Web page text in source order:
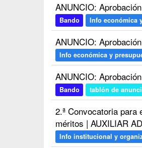
ANUNCIO:
Bando Info económica
ANUNCIO:
Info económica y
ANUNCIO:
Bando tablón de
2.ª Convocatoria para
méritos | AUXILIAR
Info institucional y